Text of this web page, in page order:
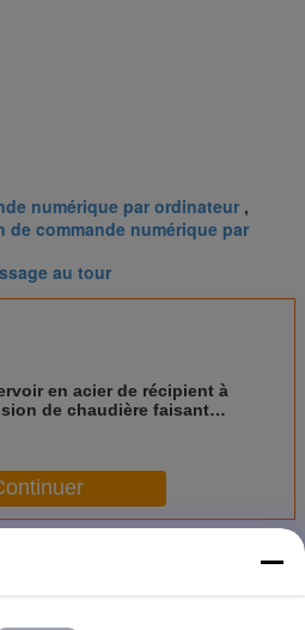
numérique par ordinateur ,
commande numérique par
au tour
en acier de récipient à
de chaudière faisant
par ordinateur de
de commande numérique par